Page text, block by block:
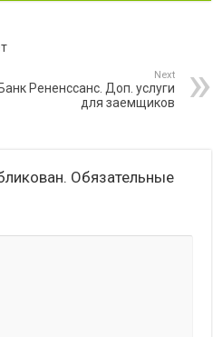
Next
Банк Рененссанс. Доп. услуги
для заемщиков
Обязательные